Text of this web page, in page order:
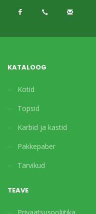
KATALOOG
Kotid
Topsid
Karbid ja kastid
Pakkepaber
Tarvikud
TEAVE